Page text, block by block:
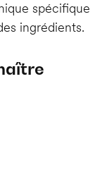
spécifique
ingrédients.